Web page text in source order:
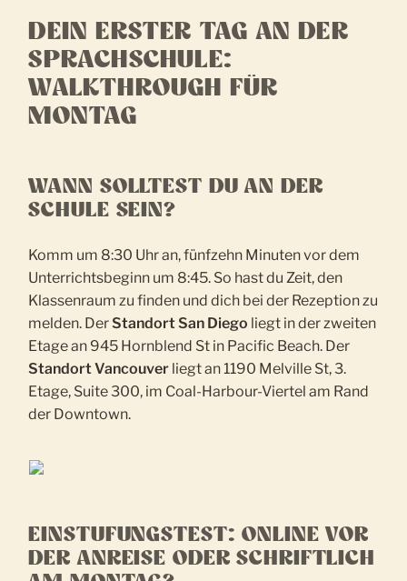
DEIN ERSTER TAG AN DER
SPRACHSCHULE:
WALKTHROUGH FÜR
MONTAG
WANN SOLLTEST DU AN DER
SCHULE SEIN?
Komm um 8:30 Uhr an, fünfzehn Minuten vor dem
Unterrichtsbeginn um 8:45. So hast du Zeit, den
Klassenraum zu finden und dich bei der Rezeption zu
melden. DerStandort San Diego liegt in der zweiten
Etage an 945 Hornblend St in Pacific Beach. Der
Standort Vancouver liegt an 1190 Melville St, 3.
Etage, Suite 300, im Coal-Harbour-Viertel am Rand
der Downtown.
EINSTUFUNGSTEST: ONLINE VOR
DER ANREISE ODER SCHRIFTLICH